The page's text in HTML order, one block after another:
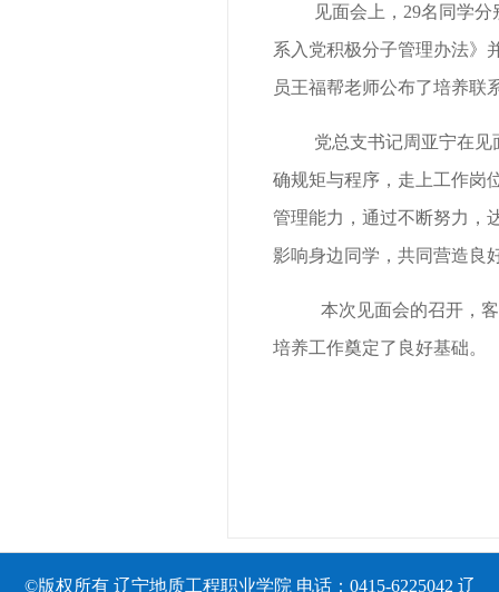
见面会上， 29名 同学分
系 入党积极分子管理办法》
员王福帮老师公布了培养联
党总支书记周亚宁在 见
确规矩与程序， 走 上工作岗
管理能力， 通过不断努力，
影响身边同学，共同营造良
本次见面会的召开，
培养工作奠定了良好基础。
©版权所有 辽宁地质工程职业学院 电话：0415-6225042 辽